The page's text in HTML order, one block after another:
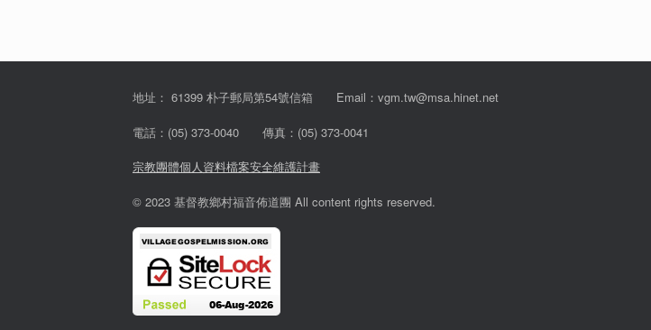
地址： 61399 朴子郵局第54號信箱 Email：vgm.tw@msa.hinet.net
電話：(05) 373-0040 傳真：(05) 373-0041
宗教團體個人資料檔案安全維護計畫
© 2023 基督教鄉村福音佈道團 All content rights reserved.